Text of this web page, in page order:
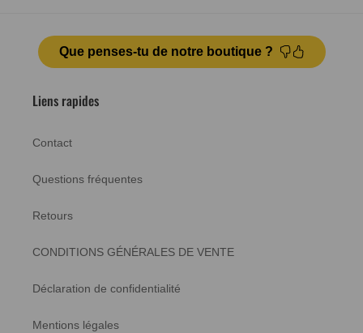
Que penses-tu de notre boutique ?
Liens rapides
Contact
Questions fréquentes
Retours
CONDITIONS GÉNÉRALES DE VENTE
Déclaration de confidentialité
Mentions légales